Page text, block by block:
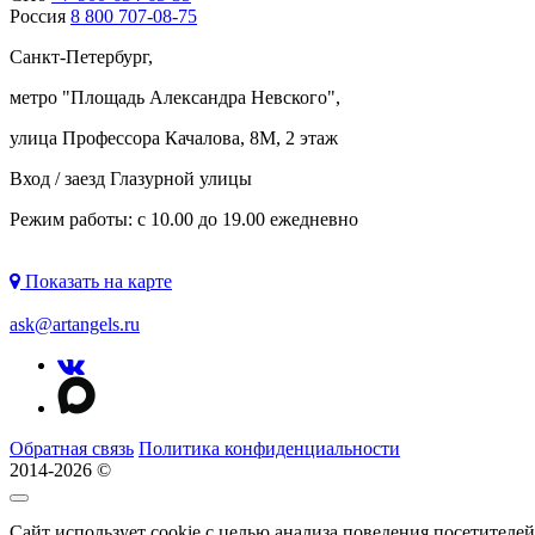
Россия 8 800 707-08-75
Санкт-Петербург,
метро "Площадь Александра Невского",
улица Профессора Качалова, 8М, 2 этаж
Вход / заезд Глазурной улицы
Режим работы: с 10.00 до 19.00 ежедневно
Показать на карте
ask@artangels.ru
Обратная связь Политика конфиденциальности
2014-2026 ©